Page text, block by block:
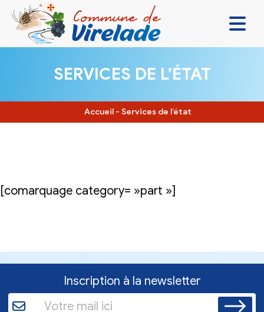
VIVRE ENSEMBLE
SE DIVERTIR
SERVICES DE L’ÉTAT
Accueil - Services de l’état
[comarquage category= »part »]
Inscription à la newsletter